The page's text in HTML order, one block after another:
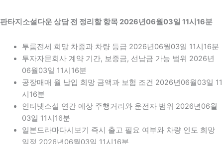
판타지소설다운 상담 전 정리할 항목 2026년06월03일 11시16분
투룸전세 희망 차종과 차량 등급 2026년06월03일 11시16분
투자자문회사 계약 기간, 보증금, 선납금 가능 범위 2026년
06월03일 11시16분
공장매매 월 납입 희망 금액과 보험 조건 2026년06월03일 11
시16분
인터넷소설 연간 예상 주행거리와 운전자 범위 2026년06월
03일 11시16분
일본드라마다시보기 즉시 출고 필요 여부와 차량 인도 희망
일정 2026년06월03일 11시16분